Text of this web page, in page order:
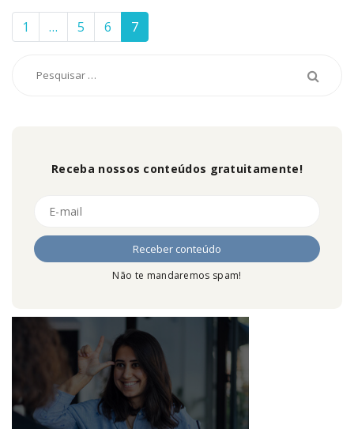
1 … 5 6 7
Receba nossos conteúdos gratuitamente!
Não te mandaremos spam!